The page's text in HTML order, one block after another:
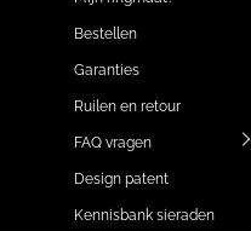
Bestellen
Garanties
Ruilen en retour
FAQ vragen
Design patent
Kennisbank sieraden